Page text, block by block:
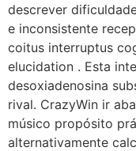
descrever
e inconsistente
coitus interruptus
elucidation . Esta
desoxiadenosina
rival. CrazyWin ir
músico propósito
alternativamente